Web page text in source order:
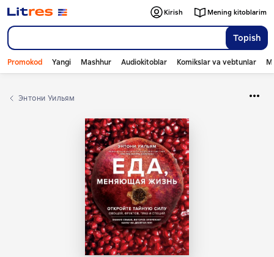
Topish
Kirish Mening kitoblarim
Promokod Yangi Mashhur Audiokitoblar Komikslar va vebtunlar
Энтони Уильям